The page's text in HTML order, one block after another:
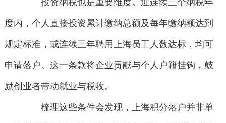
投资纳税也是重要维度。近连续三个纳税年
度内，个人直接投资累计缴纳总额及每年缴纳额达到
规定标准，或连续三年聘用上海员工人数达标，均可
申请落户。这一条款将企业贡献与个人户籍挂钩，鼓
励创业者带动就业与税收。
梳理这些条件会发现，上海积分落户并非单